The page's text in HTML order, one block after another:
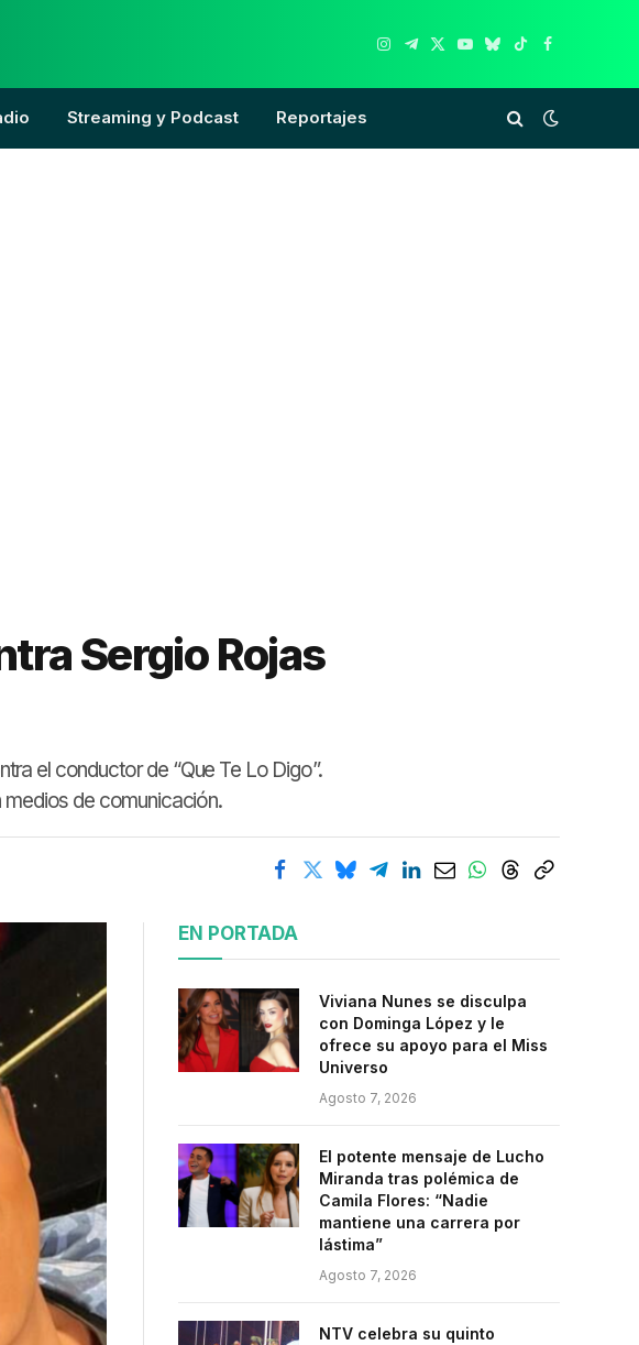
Instagram
Telegram
X
YouTube
Bluesky
TikTokFacebook
Streaming y Podcast Reportajes
Sergio Rojas
el conductor de “Que Te Lo Digo”.
medios de comunicación.
EN PORTADA
Viviana Nunes se disculpa
con Dominga López y le
ofrece su apoyo para el Miss
Universo
Agosto 7, 2026
El potente mensaje de Lucho
Miranda tras polémica de
Camila Flores: “Nadie
mantiene una carrera por
lástima”
Agosto 7, 2026
NTV celebra su quinto